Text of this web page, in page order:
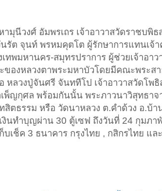
มุนีวงศ์ อัมพรเถร เจ้าอาวาสวัดราชบพิ
นรัต จุนท์ พรหมคุตโต ผู้รักษาการแทนเจ้
พมหานคร-สมุทรปราการ ผู้ช่วยเจ้าอาว
ของหลวงตาพระมหาบัวโดยมีคณะพระส
ลวงปู่จันศรี จันททีโป เจ้าอาวาสวัดโพ
พ็ญกุศล พร้อมกันนั้น พระภาวนาวิสุทธาจ
สิตธรรม หรือ วัดนาหลวง ต.คำด้วง อ.บ้า
งินทำบุญผ่าน 30 ตู้เซฟ ถึงวันที่ 24 กุมภา
บเช็ค 3 ธนาคาร กรุงไทย , กสิกรไทย แล